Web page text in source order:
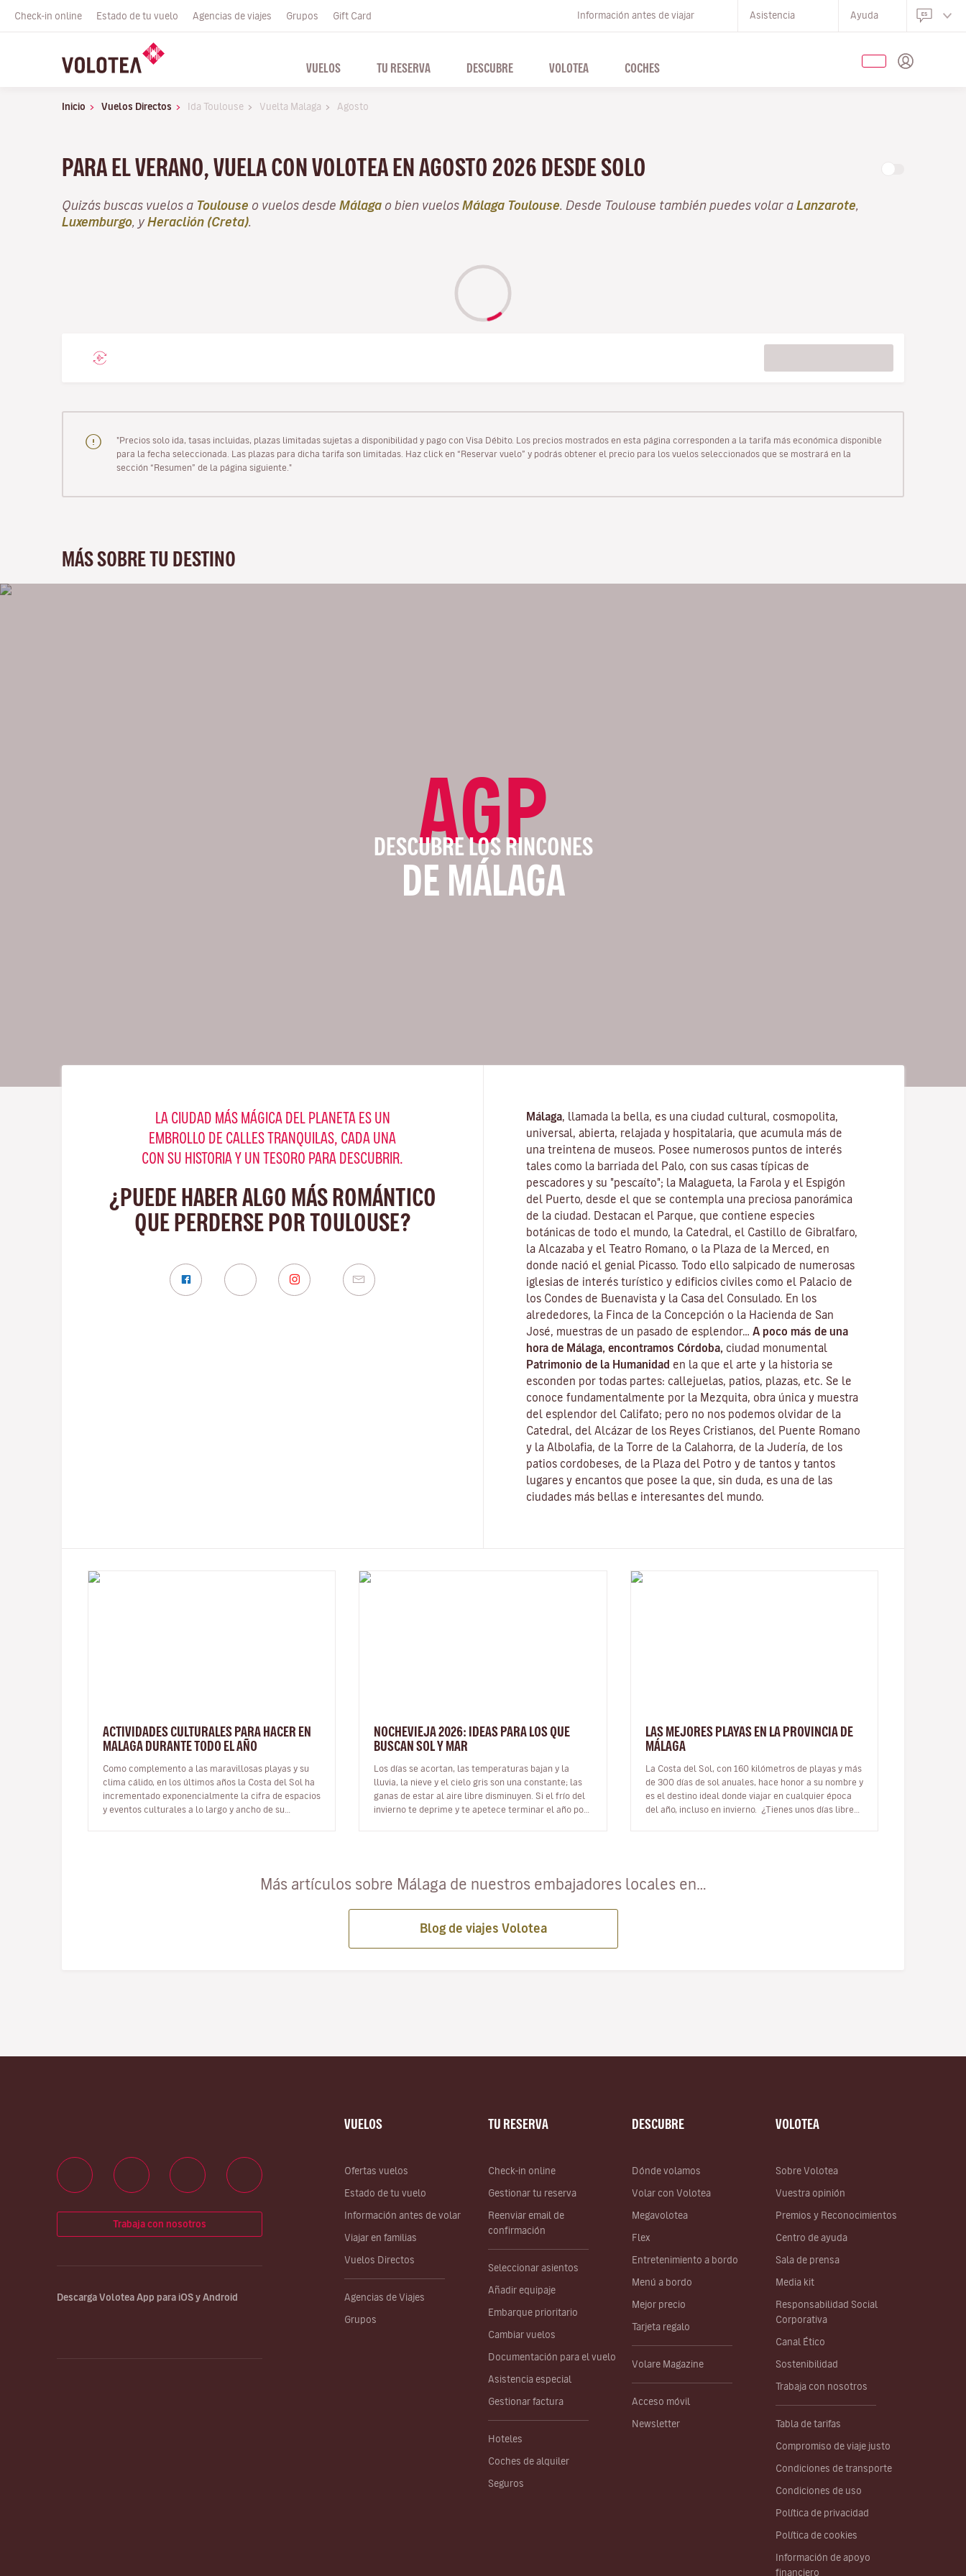
Check-in online Estado de tu vuelo Agencias de viajes Grupos Gift Card Información antes de viajar Asistencia Ayuda
VUELOS TU RESERVA DESCUBRE VOLOTEA COCHES
Inicio Vuelos Directos Ida Toulouse Vuelta Malaga Agosto
PARA EL VERANO, VUELA CON VOLOTEA EN AGOSTO 2026 DESDE SOLO
Quizás buscas vuelos a Toulouse o vuelos desde Málaga o bien vuelos Málaga Toulouse . Desde Toulouse también puedes volar a Lanzarote
Luxemburgo , yHeraclión (Creta)
"Precios solo ida, tasas incluidas, plazas limitadas sujetas a disponibilidad y pago con Visa Débito. Los precios mostrados en esta página corresponden a la tarifa más económica disponible
para la fecha seleccionada. Las plazas para dicha tarifa son limitadas. Haz click en “Reservar vuelo” y podrás obtener el precio para los vuelos seleccionados que se mostrará en la
sección “Resumen” de la página siguiente."
MÁS SOBRE TU DESTINO
AGP
DESCUBRE LOS RINCONES
DE MÁLAGA
LA CIUDAD MÁS MÁGICA DEL PLANETA ES UN
EMBROLLO DE CALLES TRANQUILAS, CADA UNA
CON SU HISTORIA Y UN TESORO PARA DESCUBRIR.
¿PUEDE HABER ALGO MÁS ROMÁNTICO
QUE PERDERSE POR TOULOUSE?
Málaga , llamada la bella, es una ciudad cultural, cosmopolita,
universal, abierta, relajada y hospitalaria, que acumula más de
una treintena de museos. Posee numerosos puntos de interés
tales como la barriada del Palo, con sus casas típicas de
pescadores y su "pescaíto"; la Malagueta, la Farola y el Espigón
del Puerto, desde el que se contempla una preciosa panorámica
de la ciudad. Destacan el Parque, que contiene especies
botánicas de todo el mundo, la Catedral, el Castillo de Gibralfaro,
la Alcazaba y el Teatro Romano, o la Plaza de la Merced, en
donde nació el genial Picasso. Todo ello salpicado de numerosas
iglesias de interés turístico y edificios civiles como el Palacio de
los Condes de Buenavista y la Casa del Consulado. En los
alrededores, la Finca de la Concepción o la Hacienda de San
José, muestras de un pasado de esplendor… A poco más de una
hora de Málaga, encontramos Córdoba, ciudad monumental
Patrimonio de la Humanidad en la que el arte y la historia se
esconden por todas partes: callejuelas, patios, plazas, etc. Se le
conoce fundamentalmente por la Mezquita , obra única y muestra
del esplendor del Califato; pero no nos podemos olvidar de la
Catedral, del Alcázar de los Reyes Cristianos , del
Puente Romano
y la Albolafia , de la Torre de la Calahorra , de la Juderí­a, de los
patios cordobeses, de la Plaza del Potro y de tantos y tantos
lugares y encantos que posee la que, sin duda, es una de las
ciudades más bellas e interesantes del mundo.
ACTIVIDADES CULTURALES PARA HACER EN
MALAGA DURANTE TODO EL AÑO
Como complemento a las maravillosas playas y su
clima cálido, en los últimos años la Costa del Sol ha
incrementado exponencialmente la cifra de espacios
y eventos culturales a lo largo y ancho de su
NOCHEVIEJA 2026: IDEAS PARA LOS QUE
BUSCAN SOL Y MAR
Los días se acortan, las temperaturas bajan y la
lluvia, la nieve y el cielo gris son una constante; las
ganas de estar al aire libre disminuyen. Si el frío del
invierno te deprime y te apetece terminar el año por
LAS MEJORES PLAYAS EN LA PROVINCIA DE
MÁLAGA
La Costa del Sol, con 160 kilómetros de playas y más
de 300 días de sol anuales, hace honor a su nombre y
es el destino ideal donde viajar en cualquier época
del año, incluso en invierno. ¿Tienes unos días libres
Más artículos sobre Málaga de nuestros embajadores locales en…
Blog de viajes Volotea
VUELOS
Ofertas vuelos
Estado de tu vuelo
Información antes de volar
Viajar en familias
Vuelos Directos
Agencias de Viajes
Grupos
TU RESERVA
Check-in online
Gestionar tu reserva
Reenviar email de
confirmación
Seleccionar asientos
Añadir equipaje
Embarque prioritario
Cambiar vuelos
Documentación para el vuelo
Asistencia especial
Gestionar factura
Hoteles
Coches de alquiler
Seguros
DESCUBRE
Dónde volamos
Volar con Volotea
Megavolotea
Flex
Entretenimiento a bordo
Menú a bordo
Mejor precio
Tarjeta regalo
Volare Magazine
Acceso móvil
Newsletter
VOLOTEA
Sobre Volotea
Vuestra opinión
Premios y Reconocimientos
Centro de ayuda
Sala de prensa
Media kit
Responsabilidad Social
Corporativa
Canal Ético
Sostenibilidad
Trabaja con nosotros
Tabla de tarifas
Compromiso de viaje justo
Condiciones de transporte
Condiciones de uso
Política de privacidad
Política de cookies
Información de apoyo
financiero
Trabaja con nosotros
Descarga Volotea App para iOS y Android